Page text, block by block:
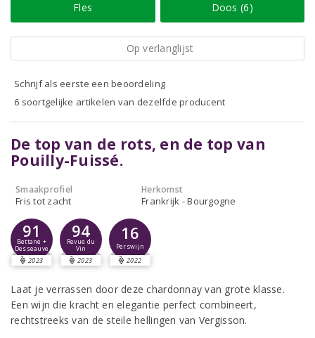
Fles Doos (6)
Op verlanglijst
Schrijf als eerste een beoordeling
6 soortgelijke artikelen van dezelfde producent
De top van de rots, en de top van
Pouilly-Fuissé.
Smaakprofiel
Fris tot zacht
Herkomst
Frankrijk - Bourgogne
91
Bettane +
Desseauve
2023
94
Revue du
Vin
2023
16
Perswijn
2022
Laat je verrassen door deze chardonnay van grote klasse.
Een wijn die kracht en elegantie perfect combineert,
rechtstreeks van de steile hellingen van Vergisson.